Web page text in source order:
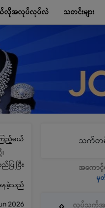
လိုအလုပ်လုပ်လဲ သတင်းများ
ြည့်မယ်
ြုပြီး
ေခဲ့သည်
2026
သက်တမ်
အကောင့်
မှ
လုပ်သက်